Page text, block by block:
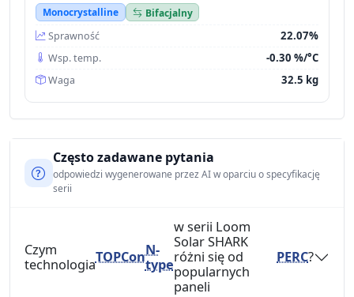
Monocrystalline
Bifacjalny
Sprawność
22.07%
Wsp. temp. -0.30 %/°C
Waga 32.5 kg
Często zadawane pytania
odpowiedzi wygenerowane przez AI w oparciu o specyfikację
serii
Czym
technologiaTOPConN-
type
w serii Loom
Solar SHARK
różni się od
popularnych
paneli
PERC?